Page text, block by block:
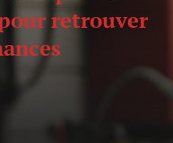
retrouver